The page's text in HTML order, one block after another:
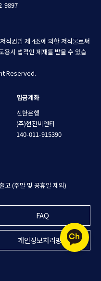
9897
작권법 제 4조에 의한 저작물로써
용시 법적인 제재를 받을 수 있습
Reserved.
입금계좌
신한은행
(주)현진씨엔티
140-011-915390
고 (주말 및 공휴일 제외)
FAQ
개인정보처리방침